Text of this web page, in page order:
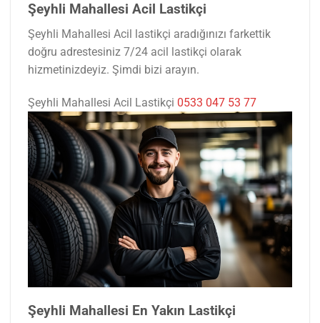
Şeyhli Mahallesi Acil Lastikçi
Şeyhli Mahallesi Acil lastikçi aradığınızı farkettik
doğru adrestesiniz 7/24 acil lastikçi olarak
hizmetinizdeyiz. Şimdi bizi arayın.
Şeyhli Mahallesi Acil Lastikçi 0533 047 53 77
Şeyhli Mahallesi En Yakın Lastikçi